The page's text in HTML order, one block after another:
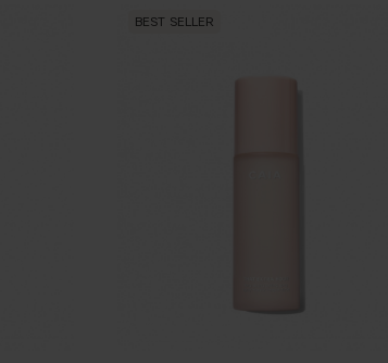
BEST SELLER